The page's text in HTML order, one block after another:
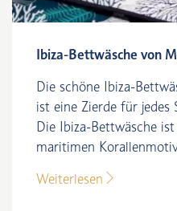
Ibiza-Bettwäsche von
Die schöne Ibiza-
ist eine Zierde für jedes
Die Ibiza-Bettwäsche
maritimen
Weiterlesen